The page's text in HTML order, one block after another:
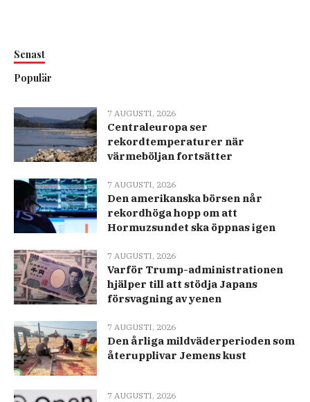
Senast
Populär
7 AUGUSTI, 2026
Centraleuropa ser
rekordtemperaturer när
värmeböljan fortsätter
7 AUGUSTI, 2026
Den amerikanska börsen når
rekordhöga hopp om att
Hormuzsundet ska öppnas igen
7 AUGUSTI, 2026
Varför Trump-administrationen
hjälper till att stödja Japans
försvagning av yenen
7 AUGUSTI, 2026
Den årliga mildväderperioden som
återupplivar Jemens kust
7 AUGUSTI, 2026